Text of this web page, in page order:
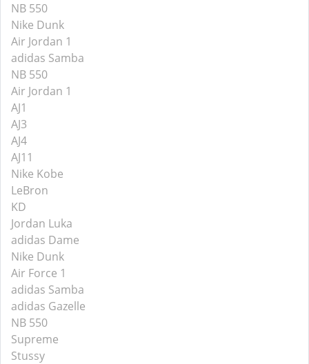
NB 550
Nike Dunk
Air Jordan 1
adidas Samba
NB 550
Air Jordan 1
AJ1
AJ3
AJ4
AJ11
Nike Kobe
LeBron
KD
Jordan Luka
adidas Dame
Nike Dunk
Air Force 1
adidas Samba
adidas Gazelle
NB 550
Supreme
Stussy